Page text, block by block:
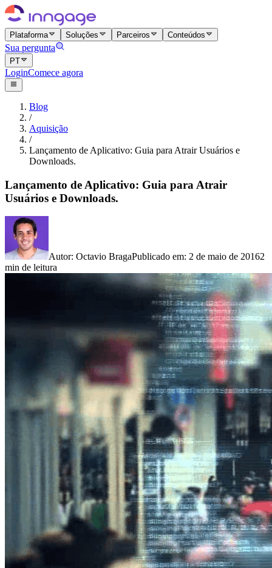
Plataforma Soluções Parceiros Conteúdos
Sua pergunta
PT
LoginComece agora
Blog
/
Aquisição
/
Lançamento de Aplicativo: Guia para Atrair Usuários e
Downloads.
Lançamento de Aplicativo: Guia para Atrair
Usuários e Downloads.
Autor: Octavio BragaPublicado em: 2 de maio de 20162
min de leitura